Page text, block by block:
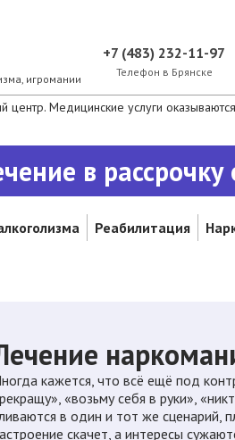
игромании
+7 (483) 232-11-97
Телефон в Брянске
Медицинские услуги
в
Реабилитация
кажется, что всё ещё под
«возьму себя в руки»,
в один и тот же сценарий,
скачет, а интересы